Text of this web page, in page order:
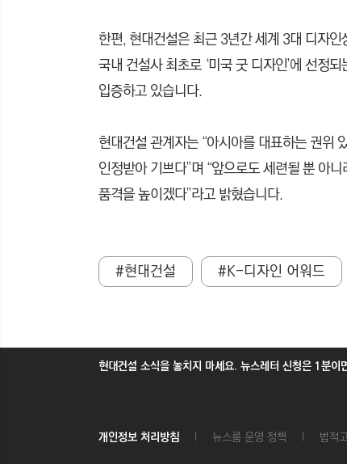
한편, 현대건설은 최근 3년간 세계 3대 디자인
국내 건설사 최초로 ‘미국 굿 디자인’에 선정
입증하고 있습니다.
현대건설 관계자는 “아시아를 대표하는 권위
인정받아 기쁘다”며 “앞으로도 세련될 뿐 아
품격을 높이겠다”라고 밝혔습니다.
#현대건설 #K-디자인 어워드
현대건설 소식을 놓치지 마세요. 뉴스레터 신청은 1분이
개인정보 처리방침 뉴스룸 운영 정책 법적